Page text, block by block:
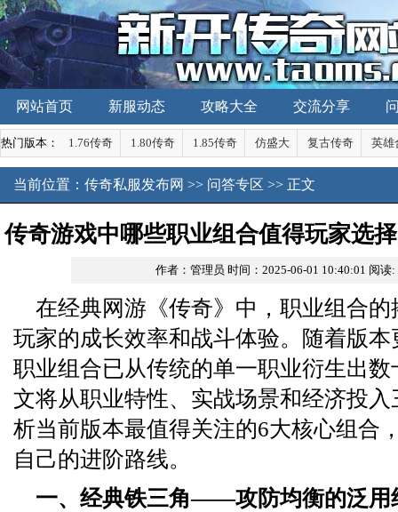
网站首页 新服动态 攻略大全 交流分享
热门版本： 1.76传奇 1.80传奇 1.85传奇 仿盛大 复古传奇 英雄
当前位置： 传奇私服发布网 >> 问答专区 >> 正文
传奇游戏中哪些职业组合值得玩家选
选出最强搭配
作者：管理员 时间：2025-06-01 10:40:01 阅读:
在经典网游《传奇》中，职业组合
玩家的成长效率和战斗体验。随着版
职业组合已从传统的单一职业衍生出
文将从职业特性、实战场景和经济投
析当前版本最值得关注的6大核心组合
自己的进阶路线。
一、经典铁三角——攻防均衡的泛用